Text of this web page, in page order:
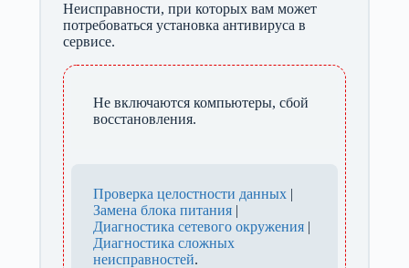
Неисправности, при которых вам может
потребоваться установка антивируса в
сервисе.
Не включаются компьютеры, сбой
восстановления.
Проверка целостности данных|
Замена блока питания|
Диагностика сетевого окружения|
Диагностика сложных
неисправностей.